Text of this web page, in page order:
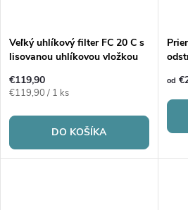
t
o
v
o
v
Veľký uhlíkový filter FC 20 C s
lisovanou uhlíkovou vložkou
€119,90
Jednotková
€119,90 / 1 ks
DO KOŠÍKA
od